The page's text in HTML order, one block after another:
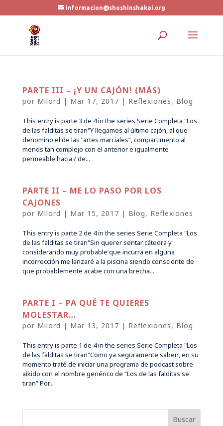
informacion@shoshinshakai.org
PARTE III – ¡Y UN CAJÓN! (MÁS)
por Milord | Mar 17, 2017 | Reflexiones, Blog
This entry is parte 3 de 4 in the series Serie Completa "Los
de las falditas se tiran"Y llegamos al último cajón, al que
denomino el de las “artes marciales”, compartimento al
menos tan complejo con el anterior e igualmente
permeable hacia / de...
PARTE II – ME LO PASO POR LOS
CAJONES
por Milord | Mar 15, 2017 | Blog, Reflexiones
This entry is parte 2 de 4 in the series Serie Completa "Los
de las falditas se tiran"Sin querer sentar cátedra y
considerando muy probable que incurra en alguna
incorrección me lanzaré a la piscina siendo consciente de
que probablemente acabe con una brecha...
PARTE I – PA QUÉ TE QUIERES
MOLESTAR…
por Milord | Mar 13, 2017 | Reflexiones, Blog
This entry is parte 1 de 4 in the series Serie Completa "Los
de las falditas se tiran"Como ya seguramente saben, en su
momento traté de iniciar una programa de podcast sobre
aikido con el nombre genérico de “Los de las falditas se
tiran” Por...